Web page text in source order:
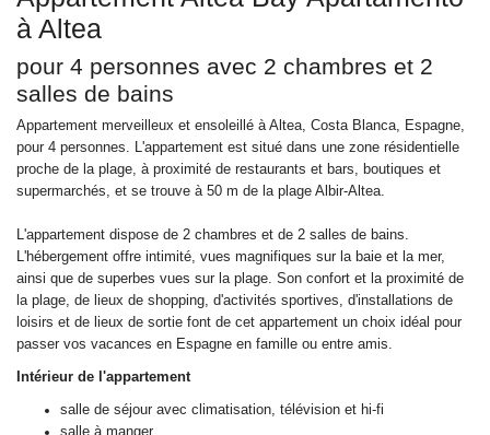
à Altea
pour 4 personnes avec 2 chambres et 2
salles de bains
Appartement merveilleux et ensoleillé à Altea, Costa Blanca, Espagne,
pour 4 personnes. L'appartement est situé dans une zone résidentielle
proche de la plage, à proximité de restaurants et bars, boutiques et
supermarchés, et se trouve à 50 m de la plage Albir-Altea.
L'appartement dispose de 2 chambres et de 2 salles de bains.
L'hébergement offre intimité, vues magnifiques sur la baie et la mer,
ainsi que de superbes vues sur la plage. Son confort et la proximité de
la plage, de lieux de shopping, d'activités sportives, d'installations de
loisirs et de lieux de sortie font de cet appartement un choix idéal pour
passer vos vacances en Espagne en famille ou entre amis.
Intérieur de l'appartement
salle de séjour avec climatisation, télévision et hi-fi